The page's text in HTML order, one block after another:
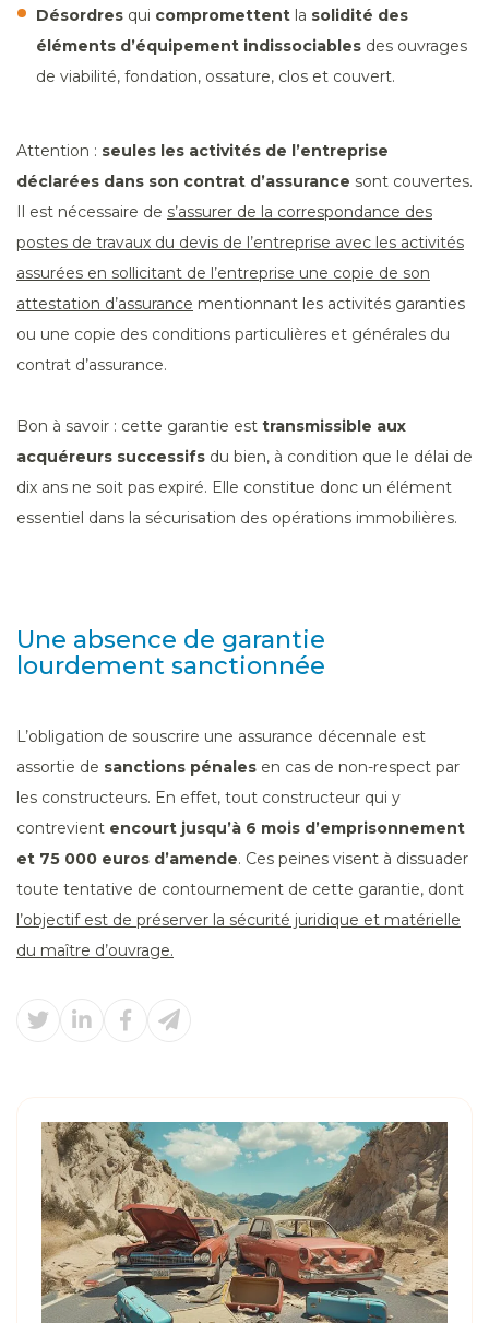
Désordres qui compromettent la solidité des
éléments d’équipement indissociables des ouvrages
de viabilité, fondation, ossature, clos et couvert.
Attention : seules les activités de l’entreprise
déclarées dans son contrat d’assurance sont couvertes.
Il est nécessaire de s’assurer de la correspondance des
postes de travaux du devis de l’entreprise avec les activités
assurées en sollicitant de l’entreprise une copie de son
attestation d’assurance mentionnant les activités garanties
ou une copie des conditions particulières et générales du
contrat d’assurance.
Bon à savoir : cette garantie est transmissible aux
acquéreurs successifs du bien, à condition que le délai de
dix ans ne soit pas expiré. Elle constitue donc un élément
essentiel dans la sécurisation des opérations immobilières.
Une absence de garantie
lourdement sanctionnée
L’obligation de souscrire une assurance décennale est
assortie de sanctions pénales en cas de non-respect par
les constructeurs. En effet, tout constructeur qui y
contrevient encourt jusqu’à 6 mois d’emprisonnement
et 75 000 euros d’amende. Ces peines visent à dissuader
toute tentative de contournement de cette garantie, dont
l’objectif est de préserver la sécurité juridique et matérielle
du maître d’ouvrage.